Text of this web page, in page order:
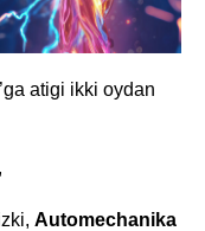
’ga atigi ikki oydan
Automechanika